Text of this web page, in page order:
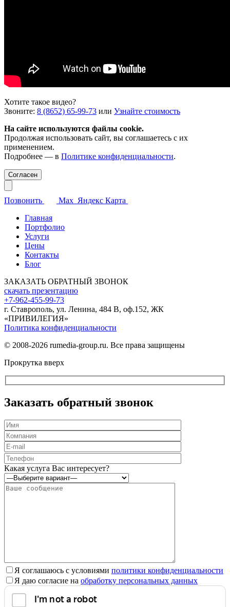
Хотите такое видео?
Звоните: 8 (8652) 65-99-73 или Узнайте стоимость
На сайте используются файлы cookie.
Продолжая использовать сайт, вы соглашаетесь с их
применением.
Подробнее — в Политике конфиденциальности.
Согласен
Позвонить Max Яндекс Карта
Главная
Портфолио
Услуги
Цены
Контакты
Блог
ЗАКАЗАТЬ ОБРАТНЫЙ ЗВОНОК
скачать презентацию
+7-962-455-99-73
г. Ставрополь, ул. Ленина, 484 В, оф.152, ЖК
«ПРИВИЛЕГИЯ»
Политика конфиденциальности
© 2008-2026 rumedia-group.ru. Все права защищены
Прокрутка вверх
Заказать обратный звонок
Оставьте
это
поле
пустым.
Какая услуга Вас интересует?
Я соглашаюсь с условиями политики конфиденциальности
Я даю согласие на обработку персональных данных